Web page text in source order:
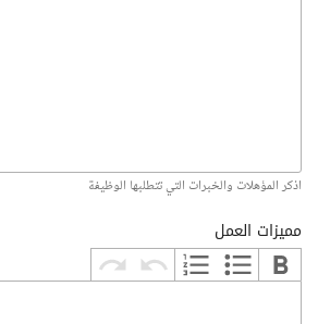
اذكر المؤهلات والخبرات التي تتطلبها الوظيفة
مميزات العمل